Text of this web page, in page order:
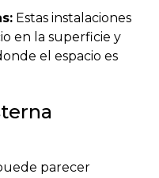
Estas instalaciones
en la superficie y
el espacio es
parecer